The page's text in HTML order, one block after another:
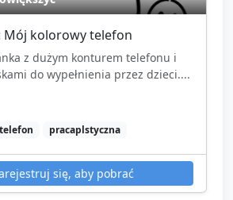
Mój kolorowy telefon
z dużym konturem telefonu i
do wypełnienia przez dzieci....
telefon pracaplstyczna
się, aby pobrać